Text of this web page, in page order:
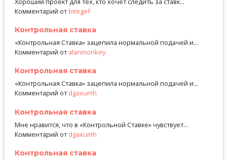
Комментарий отbitegef
Контрольная ставка
«Контрольная Ставка» зацепила нормальной подачей и...
Комментарий отalanmonkey
Контрольная ставка
«Контрольная Ставка» зацепила нормальной подачей и...
Комментарий отdgaxumh
Контрольная ставка
Мне нравится, что в «Контрольной Ставке» чувствует...
Комментарий отdgaxumh
Контрольная ставка